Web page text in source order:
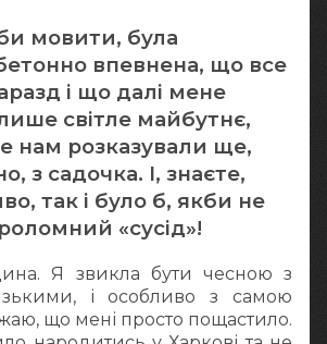
мовити, була
впевнена, що все
і що далі мене
світле майбутнє,
нам розказували ще,
з садочка. І, знаєте,
так і було б, якби не
«сусід»!
Я звикла бути чесною з
і особливо з самою
що мені просто пощастило.